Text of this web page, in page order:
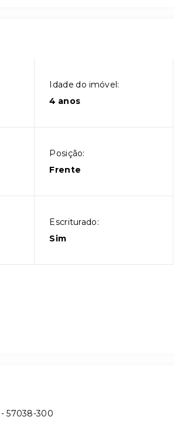
Idade do imóvel:
4 anos
Posição:
Frente
Escriturado:
Sim
- 57038-300